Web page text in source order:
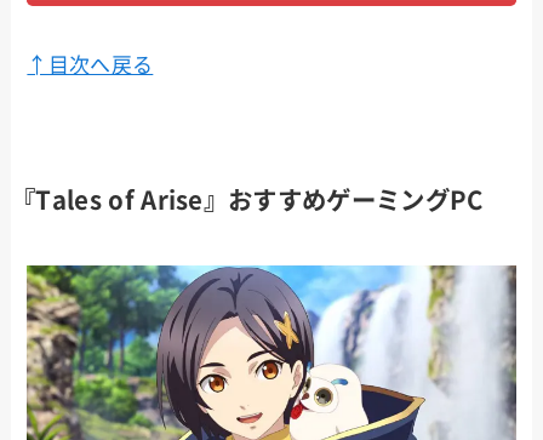
↑目次へ戻る
『Tales of Arise』おすすめゲーミングPC